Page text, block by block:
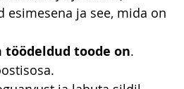
ja see, mida on
töödeldud toode on.